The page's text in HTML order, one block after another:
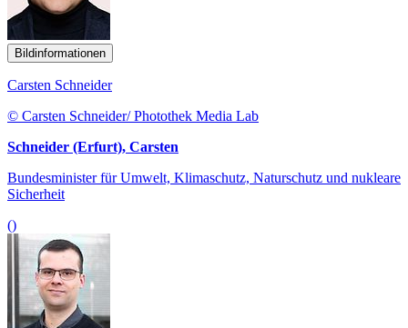
Bildinformationen
Carsten Schneider
© Carsten Schneider/ Photothek Media Lab
Schneider (Erfurt), Carsten
Bundesminister für Umwelt, Klimaschutz, Naturschutz und nukleare
Sicherheit
()